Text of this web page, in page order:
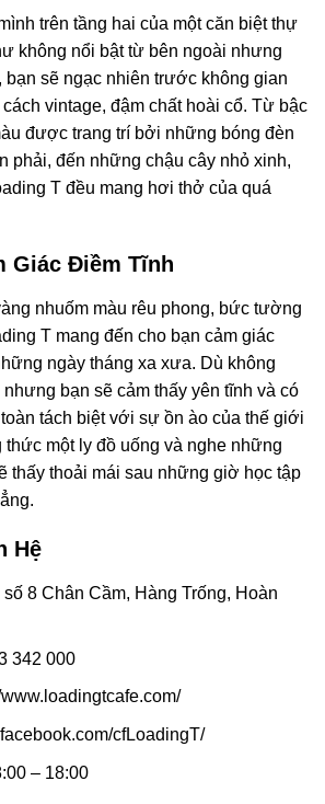
trên tầng hai của một căn biệt thự
không nổi bật từ bên ngoài nhưng
bạn sẽ ngạc nhiên trước không gian
vintage, đậm chất hoài cổ. Từ bậc
được trang trí bởi những bóng đèn
phải, đến những chậu cây nhỏ xinh,
T đều mang hơi thở của quá
Giác Điềm Tĩnh
nhuốm màu rêu phong, bức tường
T mang đến cho bạn cảm giác
ngày tháng xa xưa. Dù không
bạn sẽ cảm thấy yên tĩnh và có
tách biệt với sự ồn ào của thế giới
một ly đồ uống và nghe những
thấy thoải mái sau những giờ học tập
Hệ
số 8 Chân Cầm, Hàng Trống, Hoàn
342 000
www.loadingtcafe.com/
cfLoadingT/
– 18:00